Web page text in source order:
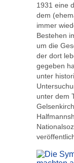
1931 eine
dem
immer
Bestehen
um die
der dort
gegeben
unter
unter dem